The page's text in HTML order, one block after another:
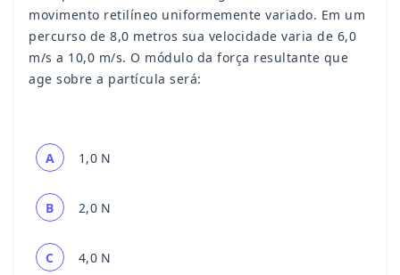
movimento retilíneo uniformemente variado. Em um
percurso de 8,0 metros sua velocidade varia de 6,0
m/s a 10,0 m/s. O módulo da força resultante que
age sobre a partícula será:
A 1,0 N
B 2,0 N
C 4,0 N